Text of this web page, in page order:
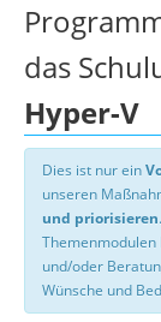
das
Hyper-V
Dies ist nur ein
unseren
und priorisieren
Themenmodulen
und/oder
Wünsche und